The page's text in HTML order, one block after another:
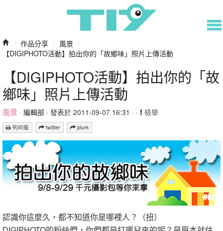
/ 作品分享 / 風景 /
【DIGIPHOTO活動】拍出你的「故鄉味」照片上傳活動
【DIGIPHOTO活動】拍出你的「故
鄉味」照片上傳活動
風景 · 編輯部 · 發表於 2011-09-07 16:31 · · 檢舉
列印版 twitter plurk
認識你這麼久，都不知道你是哪裡人？（扭）